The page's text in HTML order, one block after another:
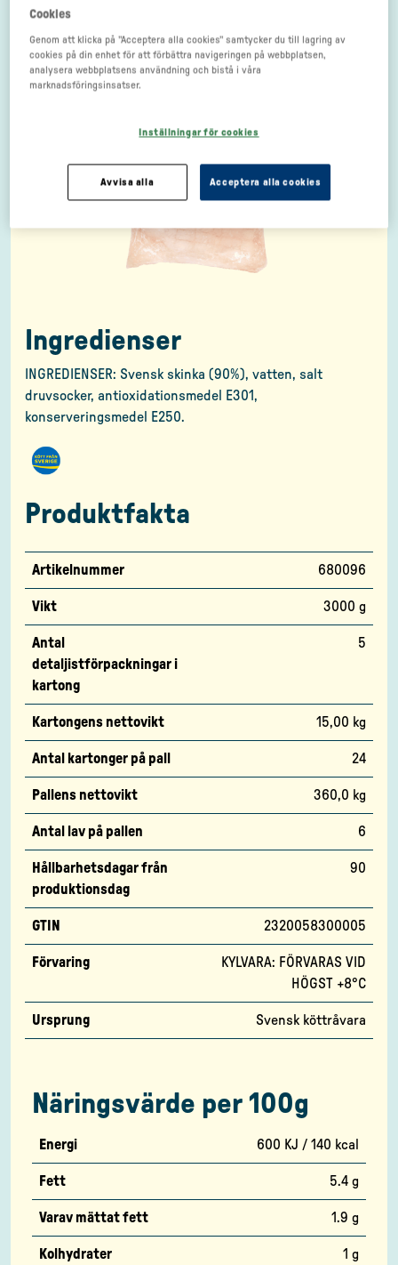
Ingredienser
INGREDIENSER: Svensk skinka (90%), vatten, salt
druvsocker, antioxidationsmedel E301,
konserveringsmedel E250.
Produktfakta
Artikelnummer 680096
Vikt 3000 g
Antal
detaljistförpackningar i
kartong
5
Kartongens nettovikt 15,00 kg
Antal kartonger på pall 24
Pallens nettovikt 360,0 kg
Antal lav på pallen 6
Hållbarhetsdagar från
produktionsdag
90
GTIN 2320058300005
Förvaring
KYLVARA: FÖRVARAS VID
HÖGST +8°C
Ursprung Svensk köttråvara
Näringsvärde per 100g
Energi 600 KJ / 140 kcal
Fett 5.4 g
Varav mättat fett 1.9 g
Kolhydrater 1 g
Cookies
Genom att klicka på "Acceptera alla cookies" samtycker du till lagring av
cookies på din enhet för att förbättra navigeringen på webbplatsen,
analysera webbplatsens användning och bistå i våra
marknadsföringsinsatser.
Inställningar för cookies
Avvisa alla Acceptera alla cookies